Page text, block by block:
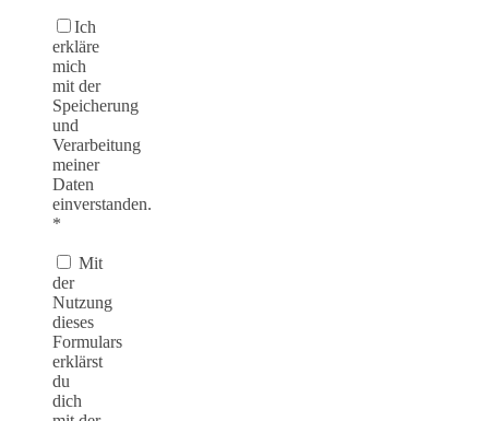
Ich
erkläre
mich
mit der
Speicherung
und
Verarbeitung
meiner
Daten
einverstanden.
*
Mit
der
Nutzung
dieses
Formulars
erklärst
du
dich